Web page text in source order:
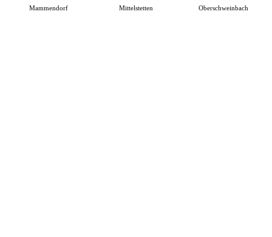
Mammendorf Mittelstetten Oberschweinbach